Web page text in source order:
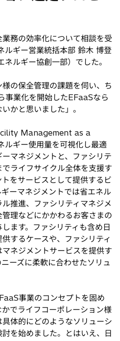
務の効率化について相談を受
ルギー営業統括本部 鈴木 博登
ネルギー協創一部）でした。
様の保全管理の課題を伺い、ち
事業化を開始したEFaaSなら
かと思いました」。
Management as a
ルギー使用量を可視化し最適
マネジメントと、ファシリテ
ライフサイクル全体を支援す
をサービスとして提供するビ
ーマネジメントでは省エネル
推進、ファシリティマネジメ
理などにかかわるお客さまの
ます。ファシリティも含め日
するケースや、ファシリティ
ネジメントサービスを提供す
ーズに柔軟に合わせたソリュ
事業のコンセプトを固め
でライフコーポレーション様
体的にどのようなソリューシ
を始めました。とはいえ、日